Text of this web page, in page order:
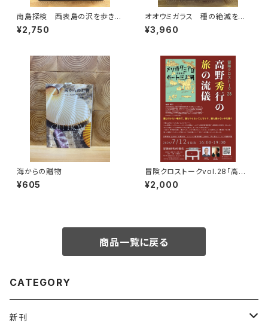
南島探検 西表島の沢を歩きつ
くす
¥2,750
オオウミガラス 種の絶滅をめ
ぐる物語
¥3,960
海からの贈物
¥605
冒険クロストークvol.28「高野
秀行の旅の流儀」録画視聴権
¥2,000
商品一覧に戻る
CATEGORY
新刊